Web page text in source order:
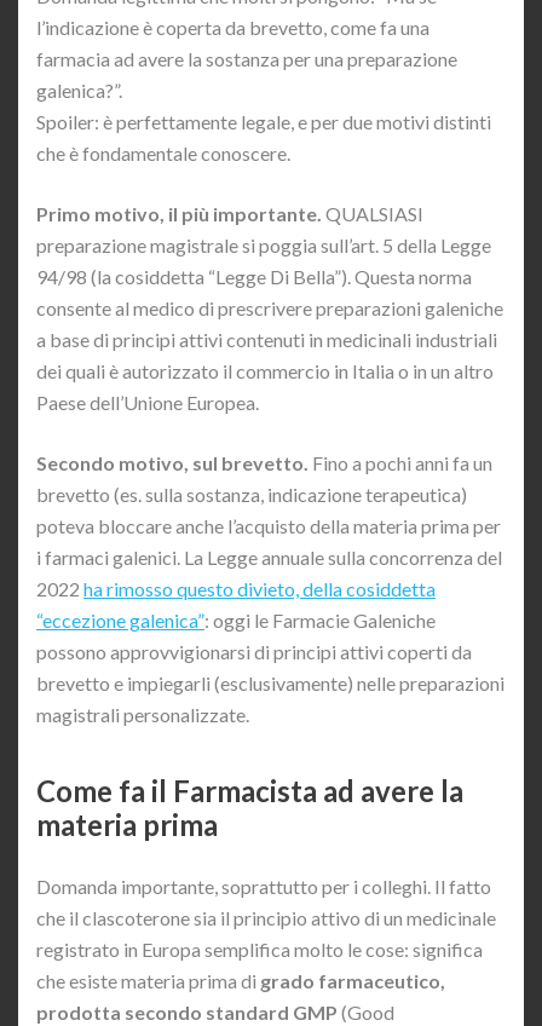
l’indicazione è coperta da brevetto, come fa una
farmacia ad avere la sostanza per una preparazione
galenica?”.
Spoiler: è perfettamente legale, e per due motivi distinti
che è fondamentale conoscere.
Primo motivo, il più importante. QUALSIASI
preparazione magistrale si poggia sull’art. 5 della Legge
94/98 (la cosiddetta “Legge Di Bella”). Questa norma
consente al medico di prescrivere preparazioni galeniche
a base di principi attivi contenuti in medicinali industriali
dei quali è autorizzato il commercio in Italia o in un altro
Paese dell’Unione Europea.
Secondo motivo, sul brevetto. Fino a pochi anni fa un
brevetto (es. sulla sostanza, indicazione terapeutica)
poteva bloccare anche l’acquisto della materia prima per
i farmaci galenici. La Legge annuale sulla concorrenza del
2022 ha rimosso questo divieto, della cosiddetta
“eccezione galenica”: oggi le Farmacie Galeniche
possono approvvigionarsi di principi attivi coperti da
brevetto e impiegarli (esclusivamente) nelle preparazioni
magistrali personalizzate.
Come fa il Farmacista ad avere la
materia prima
Domanda importante, soprattutto per i colleghi. Il fatto
che il clascoterone sia il principio attivo di un medicinale
registrato in Europa semplifica molto le cose: significa
che esiste materia prima di grado farmaceutico,
prodotta secondo standard GMP (Good